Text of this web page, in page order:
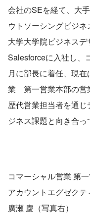
会社のSEを経て、大
ウトソーシングビジ
大学大学院ビジネスデ
Salesforceに入社し、
月に部長に着任、現
業　第一営業本部の営
歴代営業担当者を通
ジネス課題と向き合っ
コマーシャル営業 第
アカウントエグゼクテ
廣瀬 慶（写真右）